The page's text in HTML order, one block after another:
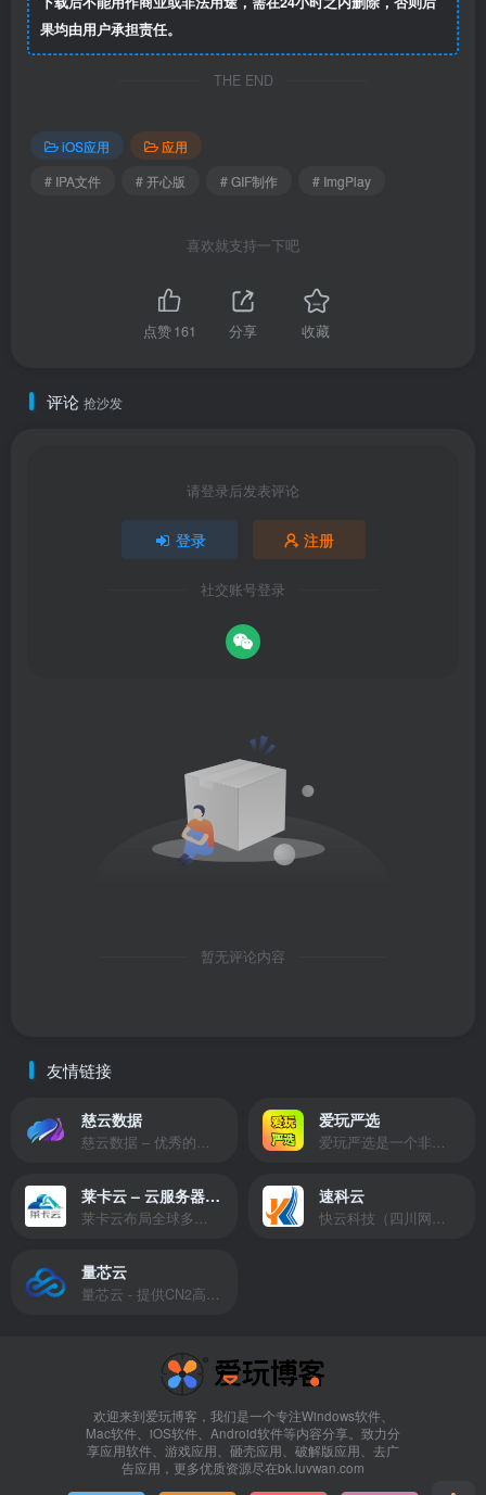
果均由用户承担责任。
THE END
iOS应用
应用
# IPA文件
# 开心版 # GIF制作 # ImgPlay
喜欢就支持一下吧
点赞161 分享 收藏
评论 抢沙发
请登录后发表评论
登录 注册
社交账号登录
暂无评论内容
友情链接
慈云数据
慈云数据 – 优秀的云服务器服务商，提供最具有性价比的产品。慈云数据是开发者必不可少的良心云
爱玩严选
爱玩严选是一个非常有保障且性价比极高的虚拟商城，包括但不限于苹果证书、技术指导、会员充值等多种虚拟服务！
莱卡云 – 云服务器提供商
莱卡云布局全球多个地理区域。提供服务有：境外云服务器、国内云服务器、独立服务器、服务器托管、CDN、SSL证书、游戏服务器等业务。
速科云
快云科技（四川网联快云科技有限公司）成立于2021年，主营互联网业务平台服务提供商。公司专注为用户提供低价高性能云计算产品，致力于云计算应用的易用性开发，并引导云计算在国内普及
量芯云
量芯云 - 提供CN2高速香港美国云服务器&专业高防服务器租用等云服务器供应商
欢迎来到爱玩博客，我们是一个专注Windows软件、
Mac软件、iOS软件、Android软件等内容分享。致力分
享应用软件、游戏应用、砸壳应用、破解版应用、去广
告应用，更多优质资源尽在bk.luvwan.com